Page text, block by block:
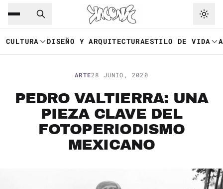
Saltar al contenido principal
CULTURA DISEÑO Y ARQUITECTURAESTILO DE VIDA
ARTE28 JUNIO, 2020
PEDRO VALTIERRA: UNA
PIEZA CLAVE DEL
FOTOPERIODISMO
MEXICANO